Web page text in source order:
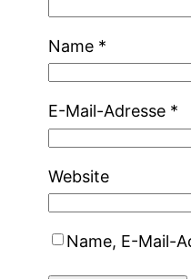
Name *
E-Mail-Adresse *
Website
Name, E-Mail-